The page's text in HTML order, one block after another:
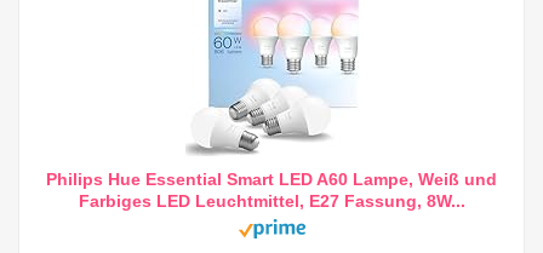
Philips Hue Essential Smart LED A60 Lampe, Weiß und
Farbiges LED Leuchtmittel, E27 Fassung, 8W...